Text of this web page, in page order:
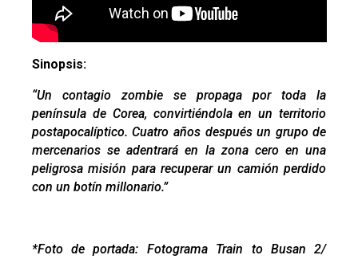
Sinopsis:
“Un contagio zombie se propaga por toda la
península de Corea, convirtiéndola en un territorio
postapocalíptico. Cuatro años después un grupo de
mercenarios se adentrará en la zona cero en una
peligrosa misión para recuperar un camión perdido
con un botín millonario.”
*Foto de portada: Fotograma Train to Busan 2/